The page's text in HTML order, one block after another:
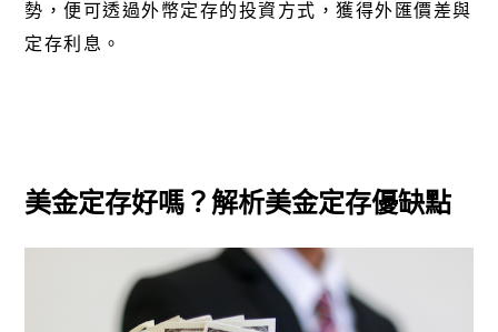
勢，便可透過外幣定存的投資方式，獲得外匯價差與
定存利息。
美金定存好嗎？解析美金定存優缺點